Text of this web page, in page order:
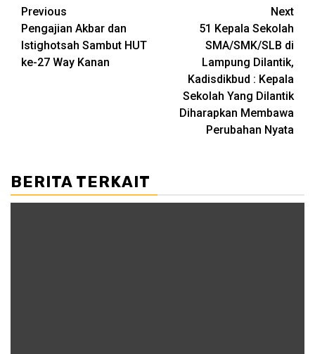
Post
navigation
Previous
Pengajian Akbar dan
Istighotsah Sambut HUT
ke-27 Way Kanan
Next
51 Kepala Sekolah
SMA/SMK/SLB di
Lampung Dilantik,
Kadisdikbud : Kepala
Sekolah Yang Dilantik
Diharapkan Membawa
Perubahan Nyata
BERITA TERKAIT